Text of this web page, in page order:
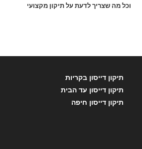
וכל מה שצריך לדעת על תיקון מקצועי
תיקון דייסון בקריות
תיקון דייסון עד הבית
תיקון דייסון חיפה